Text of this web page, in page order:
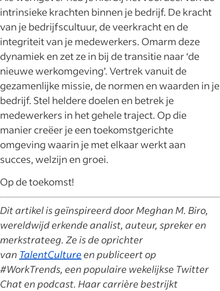
intrinsieke krachten binnen je bedrijf. De kracht
van je bedrijfscultuur, de veerkracht en de
integriteit van je medewerkers. Omarm deze
dynamiek en zet ze in bij de transitie naar ‘de
nieuwe werkomgeving’. Vertrek vanuit de
gezamenlijke missie, de normen en waarden in je
bedrijf. Stel heldere doelen en betrek je
medewerkers in het gehele traject. Op die
manier creëer je een toekomstgerichte
omgeving waarin je met elkaar werkt aan
succes, welzijn en groei.
Op de toekomst!
Dit artikel is geïnspireerd door Meghan M. Biro,
wereldwijd erkende analist, auteur, spreker en
merkstrateeg. Ze is de oprichter
van TalentCultureen publiceert op
#WorkTrends, een populaire wekelijkse Twitter
Chat en podcast. Haar carrière bestrijkt